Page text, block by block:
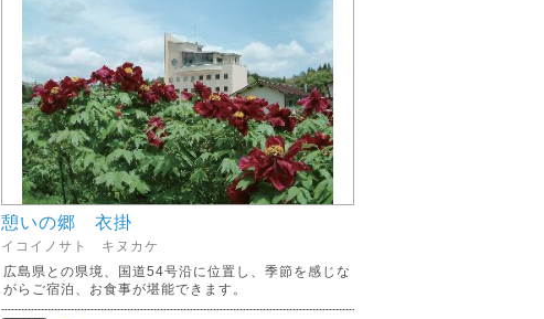
憩いの郷 衣掛
イコイノサト キヌカケ
広島県との県境、国道54号沿に位置し、季節を感じな
がらご宿泊、お食事が堪能できます。